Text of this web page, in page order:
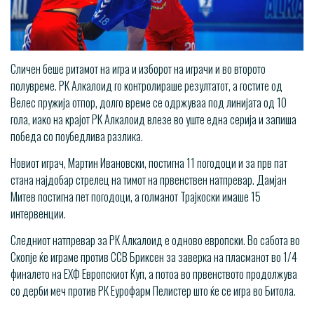
Сличен беше ритамот на игра и изборот на играчи и во второто
полувреме. РК Алкалоид го контролираше резултатот, а гостите од
Велес пружија отпор, долго време се одржуваа под линијата од 10
гола, иако на крајот РК Алкалоид влезе во уште една серија и запиша
победа со поубедлива разлика.
Новиот играч, Мартин Ивановски, постигна 11 погодоци и за прв пат
стана најдобар стрелец на тимот на првенствен натпревар. Дамјан
Митев постигна пет погодоци, а голманот Трајкоски имаше 15
интервенции.
Следниот натпревар за РК Алкалоид е одново европски. Во сабота во
Скопје ќе играме против ССВ Бриксен за заверка на пласманот во 1/4
финалето на ЕХФ Европскиот Куп, а потоа во првенството продолжува
со дерби меч против РК Еурофарм Пелистер што ќе се игра во Битола.